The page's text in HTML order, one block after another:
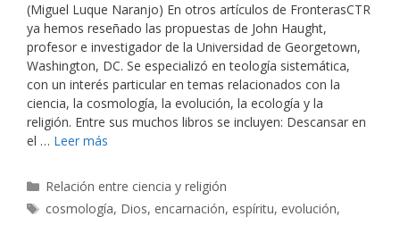
(Miguel Luque Naranjo) En otros artículos de FronterasCTR
ya hemos reseñado las propuestas de John Haught,
profesor e investigador de la Universidad de Georgetown,
Washington, DC. Se especializó en teología sistemática,
con un interés particular en temas relacionados con la
ciencia, la cosmología, la evolución, la ecología y la
religión. Entre sus muchos libros se incluyen: Descansar en
el … Leer más
Categorías
Relación entre ciencia y religión
Etiquetas
cosmología, Dios, encarnación, espíritu, evolución,